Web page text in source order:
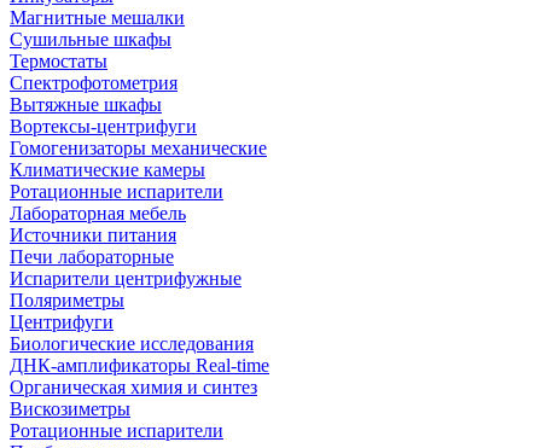
Магнитные мешалки
Сушильные шкафы
Термостаты
Спектрофотометрия
Вытяжные шкафы
Вортексы-центрифуги
Гомогенизаторы механические
Климатические камеры
Ротационные испарители
Лабораторная мебель
Источники питания
Печи лабораторные
Испарители центрифужные
Поляриметры
Центрифуги
Биологические исследования
ДНК-амплификаторы Real-time
Органическая химия и синтез
Вискозиметры
Ротационные испарители